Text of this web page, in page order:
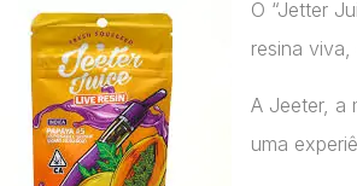
O “Jetter
resina
A Jeeter, a
uma